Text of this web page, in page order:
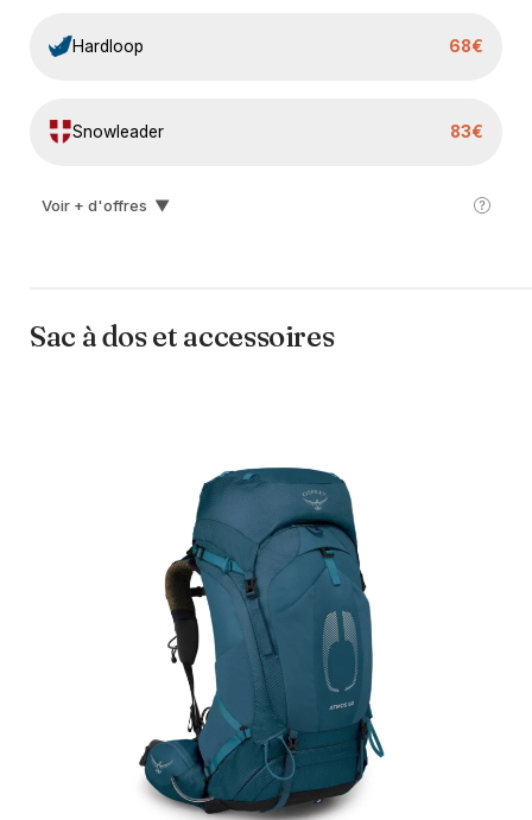
Hardloop 68€
Snowleader 83€
Lepape 89€
Voir + d'offres ▼
Sac à dos et accessoires